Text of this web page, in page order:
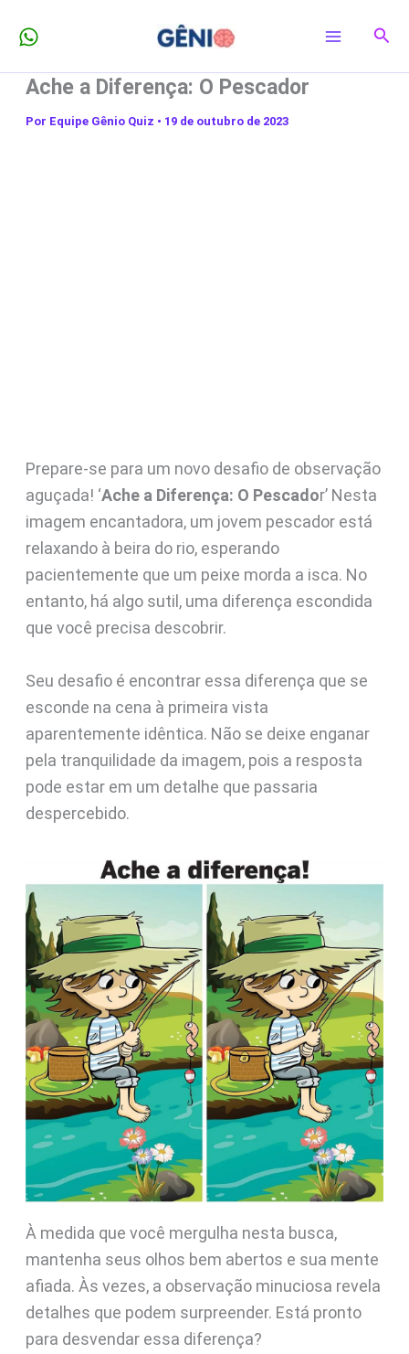
para
conteúdo
Ache a Diferença: O Pescador
Por Equipe Gênio Quiz • 19 de outubro de 2023
Prepare-se para um novo desafio de observação
aguçada! ‘Ache a Diferença: O Pescador’ Nesta
imagem encantadora, um jovem pescador está
relaxando à beira do rio, esperando
pacientemente que um peixe morda a isca. No
entanto, há algo sutil, uma diferença escondida
que você precisa descobrir.
Seu desafio é encontrar essa diferença que se
esconde na cena à primeira vista
aparentemente idêntica. Não se deixe enganar
pela tranquilidade da imagem, pois a resposta
pode estar em um detalhe que passaria
despercebido.
À medida que você mergulha nesta busca,
mantenha seus olhos bem abertos e sua mente
afiada. Às vezes, a observação minuciosa revela
detalhes que podem surpreender. Está pronto
para desvendar essa diferença?